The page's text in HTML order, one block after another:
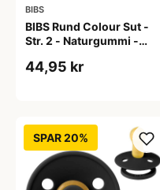
BIBS
BIBS Rund Colour Sut -
Str. 2 - Naturgummi -
44,95 kr
SPAR 20%